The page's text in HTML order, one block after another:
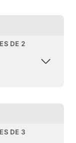
DE 2
DE 3